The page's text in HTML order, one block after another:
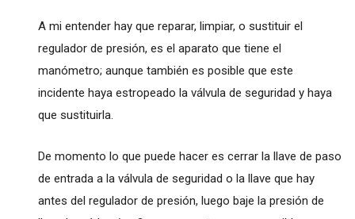
A mi entender hay que reparar, limpiar, o sustituir el
regulador de presión, es el aparato que tiene el
manómetro; aunque también es posible que este
incidente haya estropeado la válvula de seguridad y haya
que sustituirla.
De momento lo que puede hacer es cerrar la llave de paso
de entrada a la válvula de seguridad o la llave que hay
antes del regulador de presión, luego baje la presión de